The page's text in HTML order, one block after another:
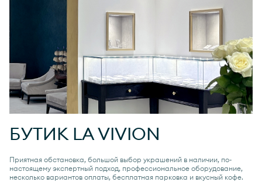
БУТИК LA VIVION
Приятная обстановка, большой выбор украшений в наличии, по-
настоящему экспертный подход, профессиональное оборудование,
несколько вариантов оплаты, бесплатная парковка и вкусный кофе.